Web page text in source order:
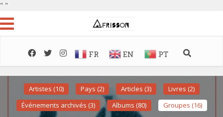
" "
FR EN PT
Artistes (10) Pays (2) Articles (3)
Livres (2)
Événements archivés (3)
Albums (80) Groupes (16)